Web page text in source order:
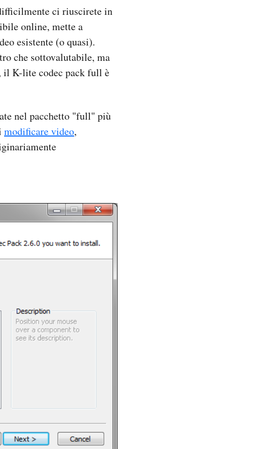
ci riuscirete in
online, mette a
esistente (o quasi).
che sottovalutabile, ma
il K-lite codec pack full è
nel pacchetto "full" più
modificare video,